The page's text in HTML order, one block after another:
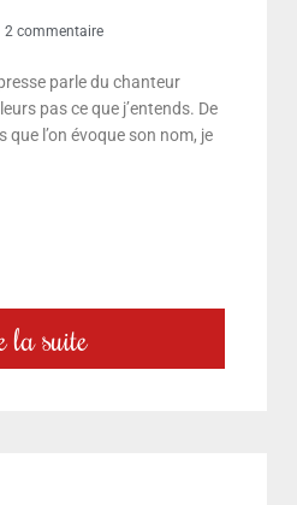
2 commentaire
parle du chanteur
pas ce que j’entends. De
l’on évoque son nom, je
la suite